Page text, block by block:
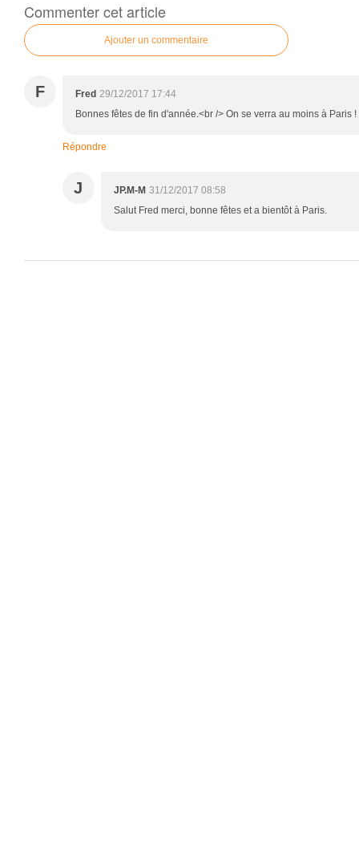
Commenter cet article
Ajouter un commentaire
F Fred 29/12/2017 17:44
Bonnes fêtes de fin d'année.<br /> On se verra au moins à Paris !
Répondre
J JP.M-M 31/12/2017 08:58
Salut Fred merci, bonne fêtes et a bientôt à Paris.